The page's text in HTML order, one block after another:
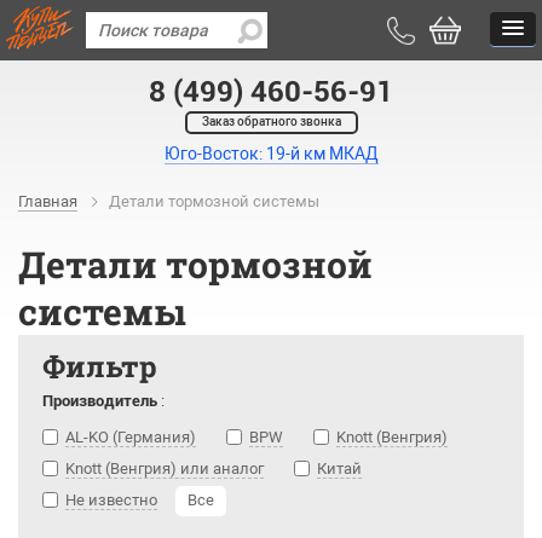
8 (499) 460-56-91
Заказ обратного звонка
Юго-Восток: 19-й км МКАД
Главная Детали тормозной системы
Детали тормозной
системы
Фильтр
Производитель :
AL-KO (Германия)
BPW
Knott (Венгрия)
Knott (Венгрия) или аналог
Китай
Не известно
Все